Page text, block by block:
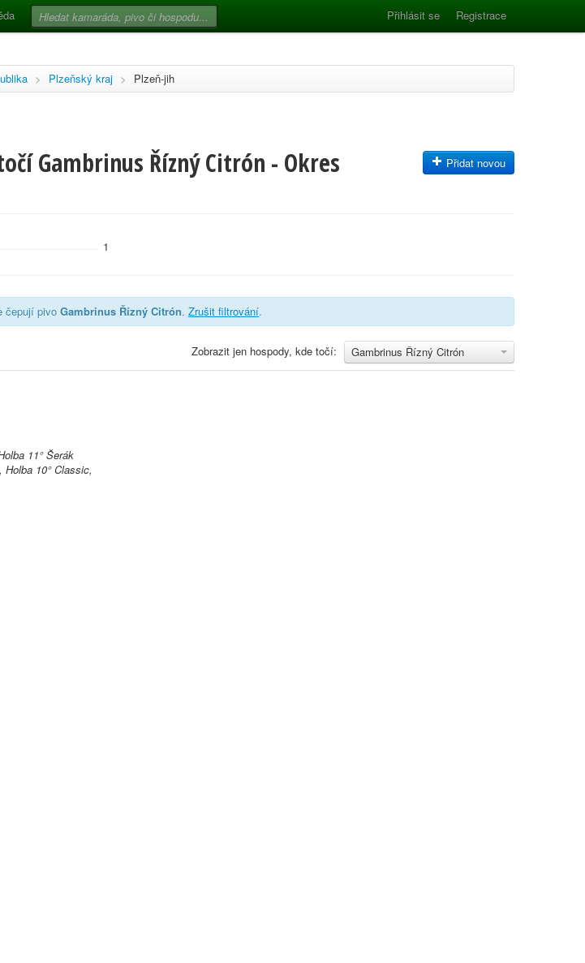
Přihlásit se Registrace
> Plzeňský kraj > Plzeň-jih
Gambrinus Řízný Citrón - Okres Přidat novou
1
čepují pivo Gambrinus Řízný Citrón. Zrušit filtrování.
Gambrinus Řízný Citrón
Zobrazit jen hospody, kde točí:
11° Šerák
10° Classic,